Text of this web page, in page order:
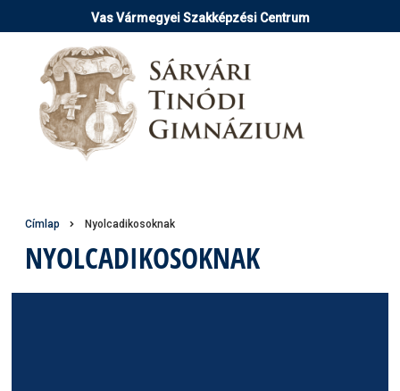
a
tartalomra
Vas Vármegyei Szakképzési Centrum
Morzsa
Címlap Nyolcadikosoknak
NYOLCADIKOSOKNAK